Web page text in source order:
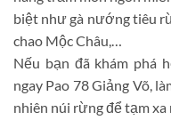
biệt như gà nướng tiêu
chao Mộc Châu,…
Nếu bạn đã khám phá
ngay Pao 78 Giảng Võ,
nhiên núi rừng để tạm